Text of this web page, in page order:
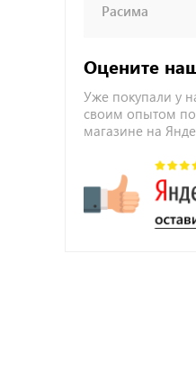
Расима
Оцените
Уже покупали у
своим опытом
магазине на